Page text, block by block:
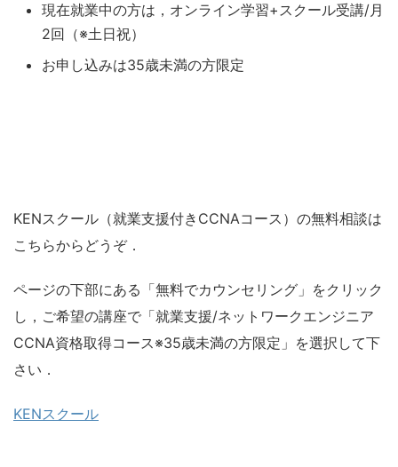
現在就業中の方は，オンライン学習+スクール受講/月
2回（※土日祝）
お申し込みは35歳未満の方限定
KENスクール（就業支援付きCCNAコース）の無料相談は
こちらからどうぞ．
ページの下部にある「無料でカウンセリング」をクリック
し，ご希望の講座で「就業支援/ネットワークエンジニア
CCNA資格取得コース※35歳未満の方限定」を選択して下
さい．
KENスクール